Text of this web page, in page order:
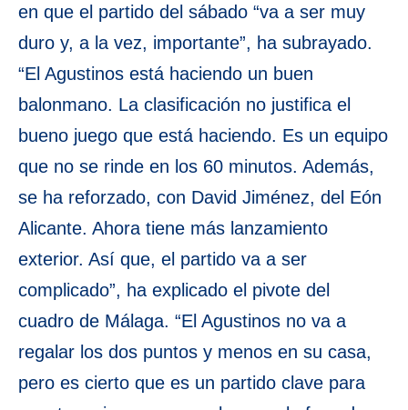
en que el partido del sábado “va a ser muy
duro y, a la vez, importante”, ha subrayado.
“El Agustinos está haciendo un buen
balonmano. La clasificación no justifica el
bueno juego que está haciendo. Es un equipo
que no se rinde en los 60 minutos. Además,
se ha reforzado, con David Jiménez, del Eón
Alicante. Ahora tiene más lanzamiento
exterior. Así que, el partido va a ser
complicado”, ha explicado el pivote del
cuadro de Málaga. “El Agustinos no va a
regalar los dos puntos y menos en su casa,
pero es cierto que es un partido clave para